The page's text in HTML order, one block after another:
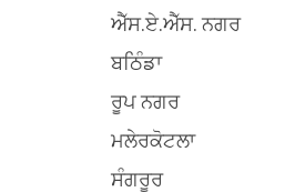
ਐੱਸ.ਏ.ਐੱਸ. ਨਗਰ
ਬਠਿੰਡਾ
ਰੂਪ ਨਗਰ
ਮਲੇਰਕੋਟਲਾ
ਸੰਗਰੂਰ